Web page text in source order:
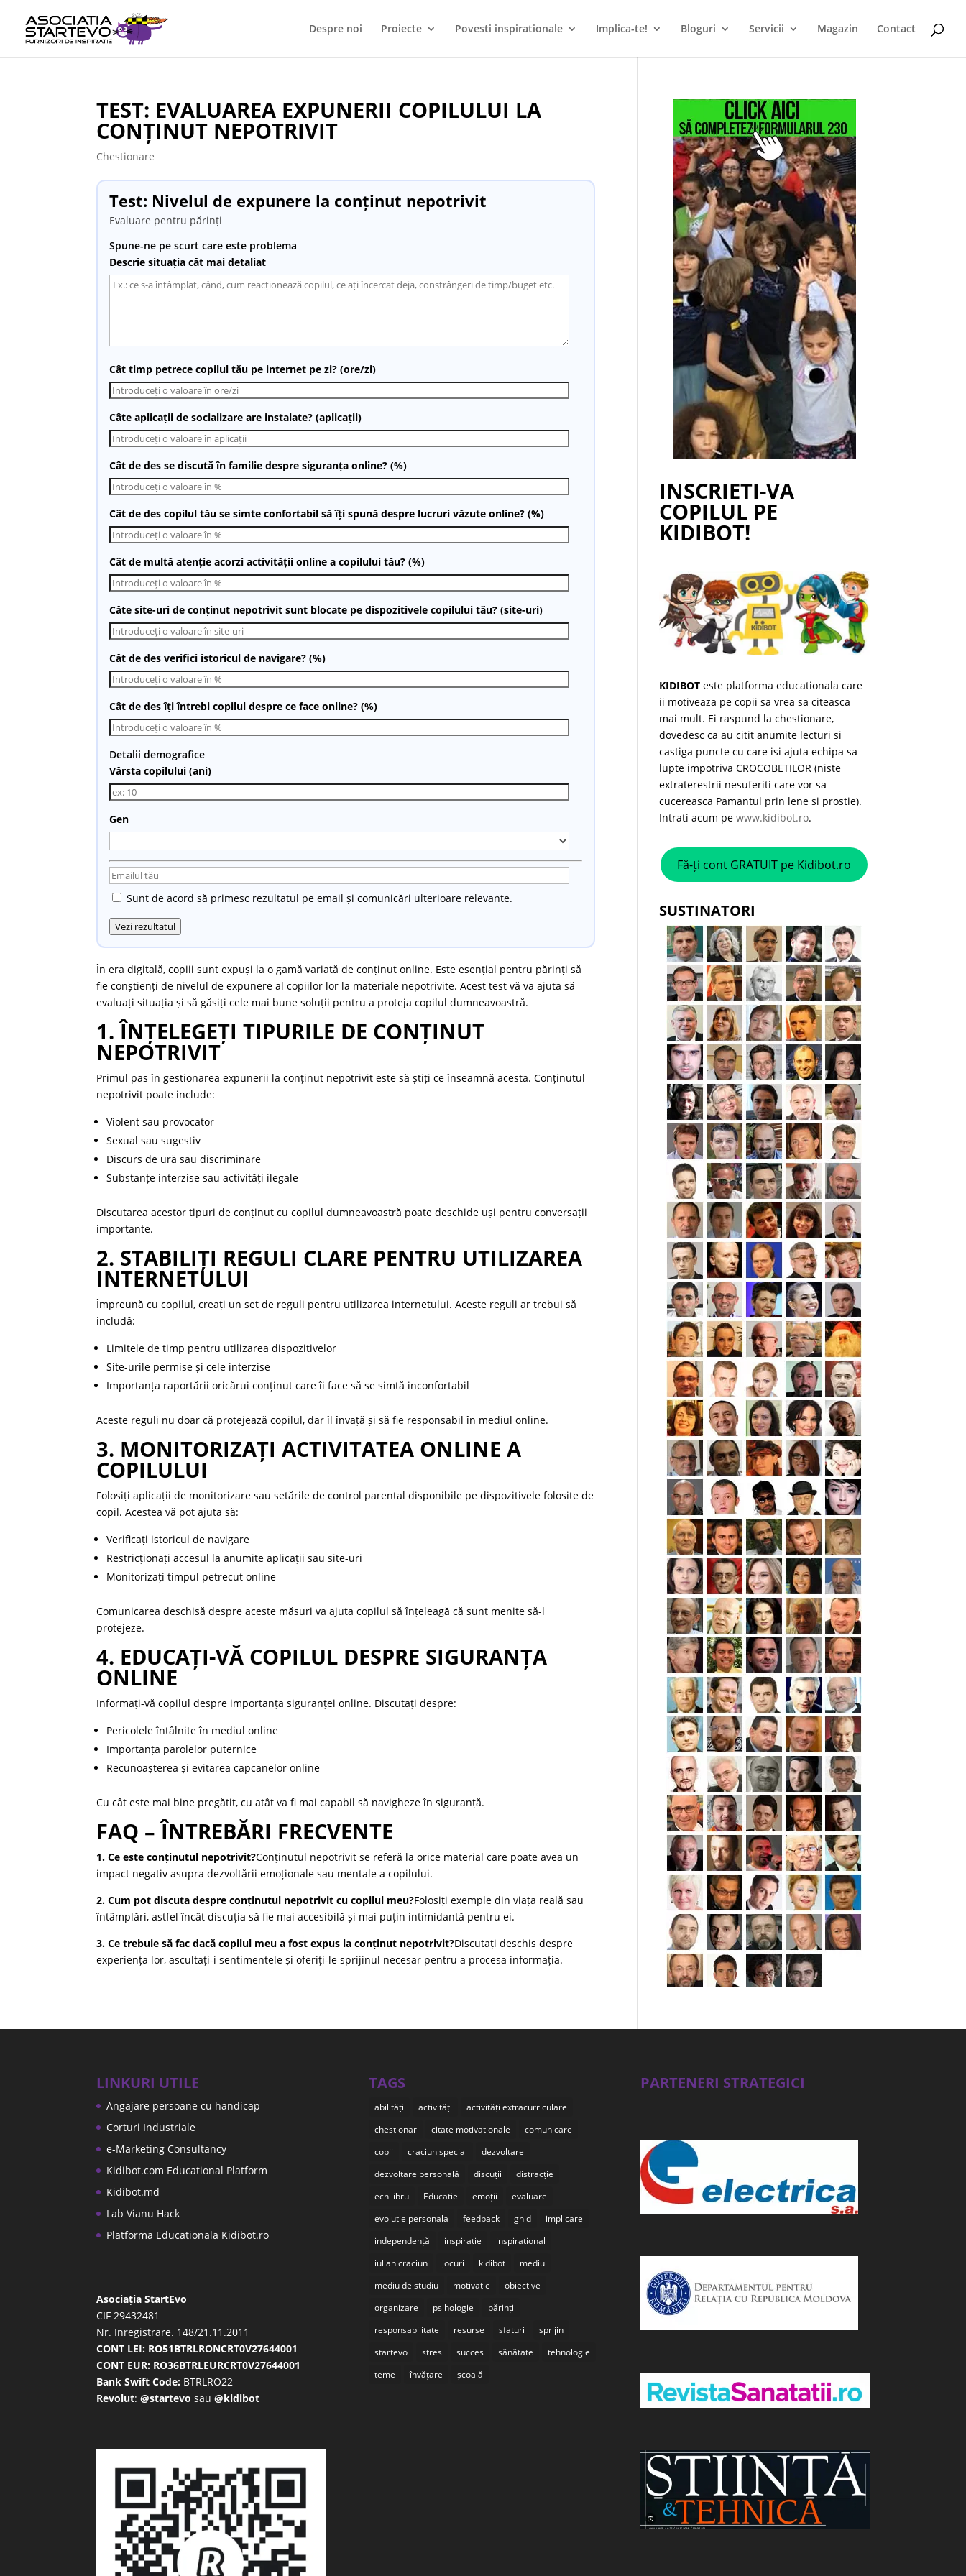
Despre noi Proiecte Povesti inspirationale Implica-te! Bloguri Servicii Magazin Contact
TEST: EVALUAREA EXPUNERII COPILULUI LA
CONȚINUT NEPOTRIVIT
Chestionare
Test: Nivelul de expunere la conținut nepotrivit
Evaluare pentru părinți
Spune-ne pe scurt care este problema
Descrie situația cât mai detaliat
Cât timp petrece copilul tău pe internet pe zi? (ore/zi)
Câte aplicații de socializare are instalate? (aplicații)
Cât de des se discută în familie despre siguranța online? (%)
Cât de des copilul tău se simte confortabil să îți spună despre lucruri văzute online? (%)
Cât de multă atenție acorzi activității online a copilului tău? (%)
Câte site-uri de conținut nepotrivit sunt blocate pe dispozitivele copilului tău? (site-uri)
Cât de des verifici istoricul de navigare? (%)
Cât de des îți întrebi copilul despre ce face online? (%)
Detalii demografice
Vârsta copilului (ani)
Gen
Sunt de acord să primesc rezultatul pe email și comunicări ulterioare relevante.
Vezi rezultatul
În era digitală, copiii sunt expuși la o gamă variată de conținut online. Este esențial pentru părinți să
fie conștienți de nivelul de expunere al copiilor lor la materiale nepotrivite. Acest test vă va ajuta să
evaluați situația și să găsiți cele mai bune soluții pentru a proteja copilul dumneavoastră.
1. ÎNȚELEGEȚI TIPURILE DE CONȚINUT
NEPOTRIVIT
Primul pas în gestionarea expunerii la conținut nepotrivit este să știți ce înseamnă acesta. Conținutul
nepotrivit poate include:
Violent sau provocator
Sexual sau sugestiv
Discurs de ură sau discriminare
Substanțe interzise sau activități ilegale
Discutarea acestor tipuri de conținut cu copilul dumneavoastră poate deschide uși pentru conversații
importante.
2. STABILIȚI REGULI CLARE PENTRU UTILIZAREA
INTERNETULUI
Împreună cu copilul, creați un set de reguli pentru utilizarea internetului. Aceste reguli ar trebui să
includă:
Limitele de timp pentru utilizarea dispozitivelor
Site-urile permise și cele interzise
Importanța raportării oricărui conținut care îi face să se simtă inconfortabil
Aceste reguli nu doar că protejează copilul, dar îl învață și să fie responsabil în mediul online.
3. MONITORIZAȚI ACTIVITATEA ONLINE A
COPILULUI
Folosiți aplicații de monitorizare sau setările de control parental disponibile pe dispozitivele folosite de
copil. Acestea vă pot ajuta să:
Verificați istoricul de navigare
Restricționați accesul la anumite aplicații sau site-uri
Monitorizați timpul petrecut online
Comunicarea deschisă despre aceste măsuri va ajuta copilul să înțeleagă că sunt menite să-l
protejeze.
4. EDUCAȚI-VĂ COPILUL DESPRE SIGURANȚA
ONLINE
Informați-vă copilul despre importanța siguranței online. Discutați despre:
Pericolele întâlnite în mediul online
Importanța parolelor puternice
Recunoașterea și evitarea capcanelor online
Cu cât este mai bine pregătit, cu atât va fi mai capabil să navigheze în siguranță.
FAQ – ÎNTREBĂRI FRECVENTE
1. Ce este conținutul nepotrivit?Conținutul nepotrivit se referă la orice material care poate avea un
impact negativ asupra dezvoltării emoționale sau mentale a copilului.
2. Cum pot discuta despre conținutul nepotrivit cu copilul meu?Folosiți exemple din viața reală sau
întâmplări, astfel încât discuția să fie mai accesibilă și mai puțin intimidantă pentru ei.
3. Ce trebuie să fac dacă copilul meu a fost expus la conținut nepotrivit?Discutați deschis despre
experiența lor, ascultați-i sentimentele și oferiți-le sprijinul necesar pentru a procesa informația.
INSCRIETI-VA
COPILUL PE
KIDIBOT!
KIDIBOT este platforma educationala care
ii motiveaza pe copii sa vrea sa citeasca
mai mult. Ei raspund la chestionare,
dovedesc ca au citit anumite lecturi si
castiga puncte cu care isi ajuta echipa sa
lupte impotriva CROCOBETILOR (niste
extraterestrii nesuferiti care vor sa
cucereasca Pamantul prin lene si prostie).
Intrati acum pewww.kidibot.ro.
Fă-ți cont GRATUIT pe Kidibot.ro
SUSTINATORI
LINKURI UTILE
Angajare persoane cu handicap
Corturi Industriale
e-Marketing Consultancy
Kidibot.com Educational Platform
Kidibot.md
Lab Vianu Hack
Platforma Educationala Kidibot.ro
Asociația StartEvo
CIF 29432481
Nr. Inregistrare. 148/21.11.2011
CONT LEI: RO51BTRLRONCRT0V27644001
CONT EUR: RO36BTRLEURCRT0V27644001
Bank Swift Code: BTRLRO22
Revolut:@startevo sau@kidibot
TAGS
abilități activități
activități extracurriculare
chestionar
citate motivationale
comunicare
copii
craciun special
dezvoltare
dezvoltare personală
discuții
distracție
echilibru
Educatie emoții
evaluare
evolutie personala
feedback ghid
implicare
independență
inspiratie
inspirational
iulian craciun
jocuri kidibot
mediu
mediu de studiu
motivatie
obiective
organizare
psihologie
părinți
responsabilitate
resurse sfaturi
sprijin
startevo
stres succes sănătate
tehnologie
teme
învățare școală
PARTENERI STRATEGICI